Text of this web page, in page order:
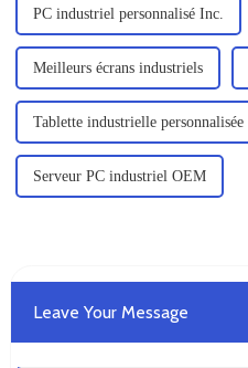
PC industriel personnalisé Inc.
Meilleurs écrans industriels
Tablette industrielle personnalisée
Serveur PC industriel OEM
Leave Your Message